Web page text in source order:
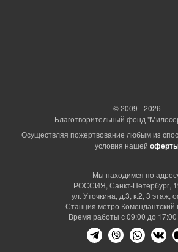
© 2009 - 2026
Благотворительный фонд
Осуществляя пожертвование любым из
условия нашей
Мы находимся по
РОССИЯ, Санкт-Петербург,
ул. Уточкина, д.3, к.2, 3 этаж,
Станция метро Комендантский
Время работы с 09:00 до 17:00